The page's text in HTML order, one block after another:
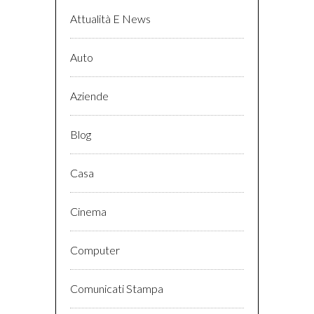
Attualità E News
Auto
Aziende
Blog
Casa
Cinema
Computer
Comunicati Stampa